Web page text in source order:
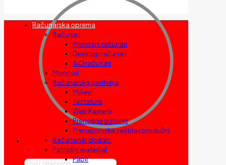
Products
Računarska oprema
Računari
Prenosni računari
Desktop računari
AIO računari
Monitori
Računarska periferija
Miševi
Tastature
Web Kamere
Prenosne baterije
Prenaponska zaštita i produžni
Računarski dodaci
Potrošni materijal
Papir